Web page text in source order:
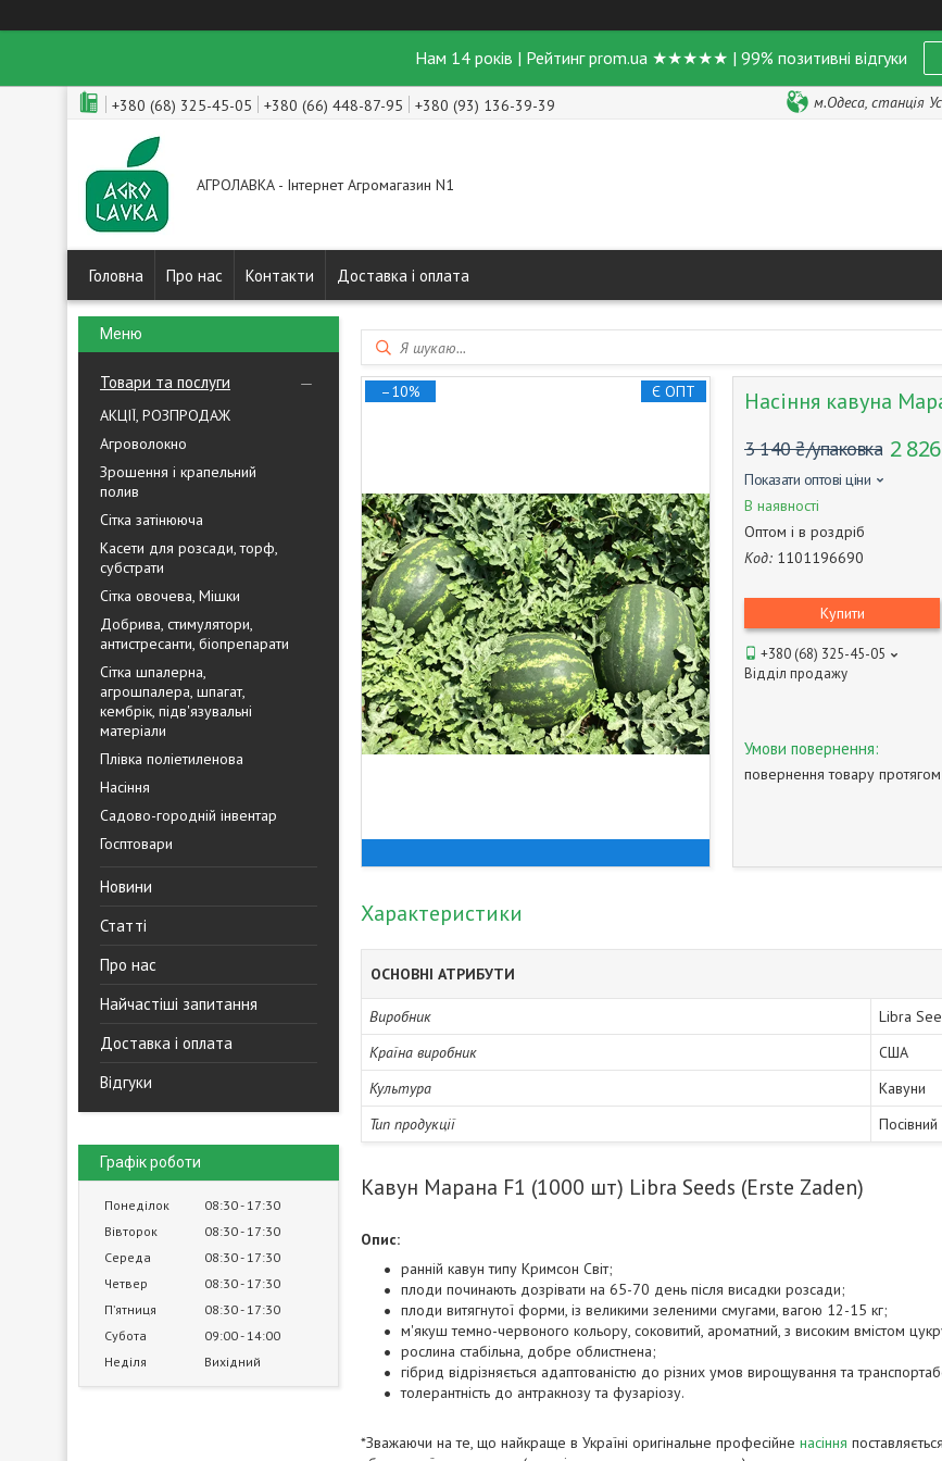
Нам 14 років | Рейтинг prom.ua ★★★★★ | 99% позитивні відгуки
+380 (68) 325-45-05 +380 (66) 448-87-95 +380 (93) 136-39-39 м.Одеса, станція
АГРОЛАВКА - Інтернет Агромагазин N1
Головна Про нас Контакти Доставка і оплата
Товари та послуги
АКЦІЇ, РОЗПРОДАЖ
Агроволокно
Зрошення і крапельний
полив
Сітка затінююча
Касети для розсади, торф,
субстрати
Сітка овочева, Мішки
Добрива, стимулятори,
антистресанти, біопрепарати
Сітка шпалерна,
агрошпалера, шпагат,
кембрік, підв'язувальні
матеріали
Плівка поліетиленова
Насіння
Садово-городній інвентар
Госптовари
Новини
Статті
Про нас
Найчастіші запитання
Доставка і оплата
Відгуки
Графік роботи
Понеділок 08:30 17:30
Вівторок
08:30 17:30
Середа
08:30 17:30
Четвер
08:30 17:30
Пʼятниця
08:30 17:30
Субота
09:00 14:00
Неділя
Вихідний
Є ОПТ
–10% Насіння кавуна
3 140 ₴/упаковка 2
Показати оптові ціни
В наявності
Оптом і в роздріб
Код: 1101196690
Купити
+380 (68) 325-45-05
Відділ продажу
повернення товару
Характеристики
ОСНОВНІ АТРИБУТИ
Виробник
Libra
Країна виробник
США
Культура
Кавуни
Тип продукції
Посівний
Кавун Марана F1 (1000 шт) Libra Seeds (Erste Zaden)
Опис:
ранній кавун типу Кримсон Світ;
плоди починають дозрівати на 65-70 день після висадки розсади;
плоди витягнутої форми, із великими зеленими смугами, вагою 12-15 кг;
м'якуш темно-червоного кольору, соковитий, ароматний, з високим вмістом
рослина стабільна, добре облистнена;
гібрид відрізняється адаптованістю до різних умов вирощування та
толерантність до антракнозу та фузаріозу.
*Зважаючи на те, що найкраще в Україні оригінальне професійне насіння